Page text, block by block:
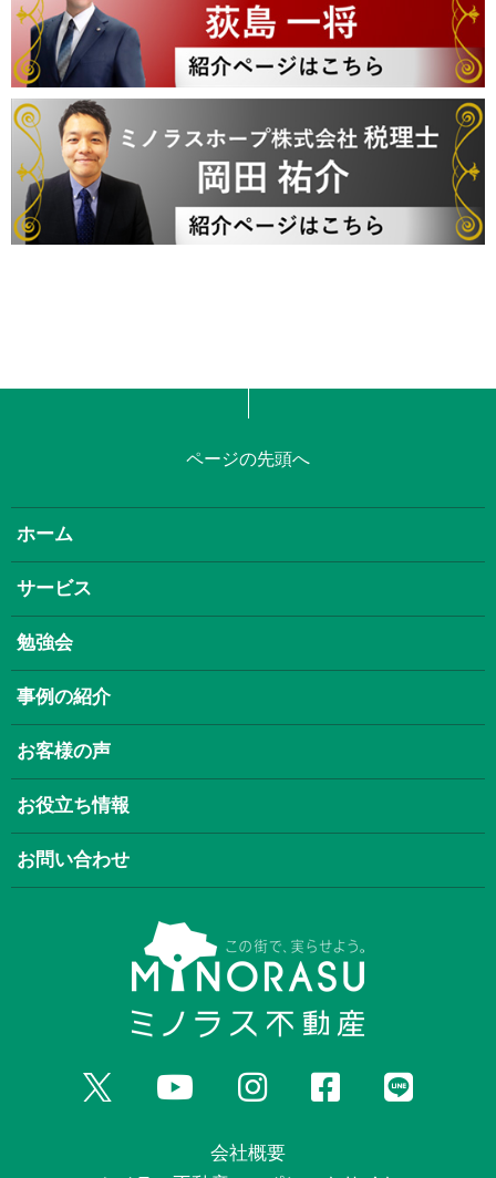
ページの先頭へ
ホーム
サービス
勉強会
事例の紹介
お客様の声
お役立ち情報
お問い合わせ
会社概要